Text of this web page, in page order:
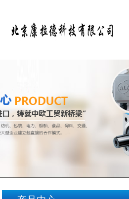
网站首页
公司简介
产品中心
品牌中心
新闻资讯
客户服务